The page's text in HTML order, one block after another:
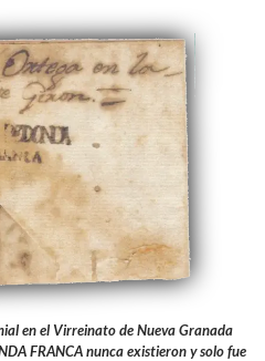
en el Virreinato de Nueva Granada
FRANCA nunca existieron y solo fue